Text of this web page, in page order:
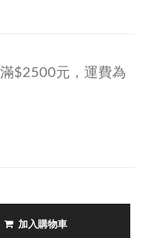
$2500元，運費為
加入購物車